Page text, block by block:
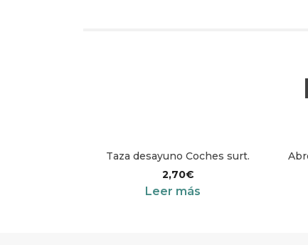
Taza desayuno Coches surt.
2,70€
Leer más